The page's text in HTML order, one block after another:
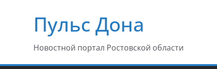
содержимомуПульс Дона
Новостной портал Ростовской области